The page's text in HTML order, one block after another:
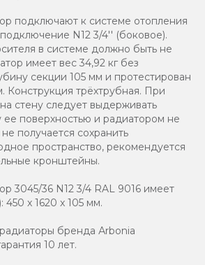
подключают к системе отопления
N12 3/4'' (боковое).
в системе должно быть не
имеет вес 34,92 кг без
секции 105 мм и протестирован
Конструкция трёхтрубная. При
стену следует выдерживать
поверхностью и радиатором не
получается сохранить
пространство, рекомендуется
кронштейны.
3045/36 N12 3/4 RAL 9016 имеет
x 1620 x 105 мм.
бренда Аrbonia
10 лет.